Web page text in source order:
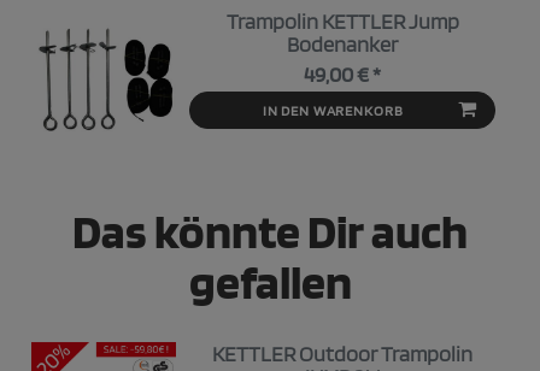
Trampolin KETTLER Jump
Bodenanker
49,00 € *
IN DEN WARENKORB
Das könnte Dir auch
gefallen
KETTLER Outdoor Trampolin